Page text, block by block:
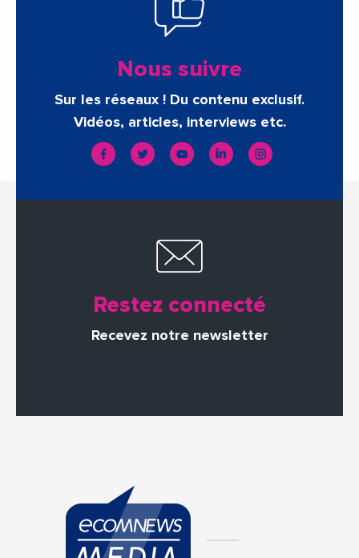
Nous suivre
Sur les réseaux ! Du contenu exclusif.
Vidéos, articles, interviews etc.
Restez connecté
Recevez notre newsletter